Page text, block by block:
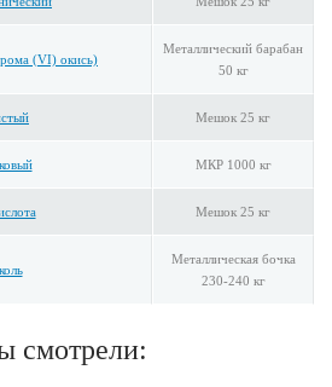
(VI) окись)
Металлический барабан
50 кг
Мешок 25 кг
МКР 1000 кг
Мешок 25 кг
Металлическая бочка
230-240 кг
смотрели: